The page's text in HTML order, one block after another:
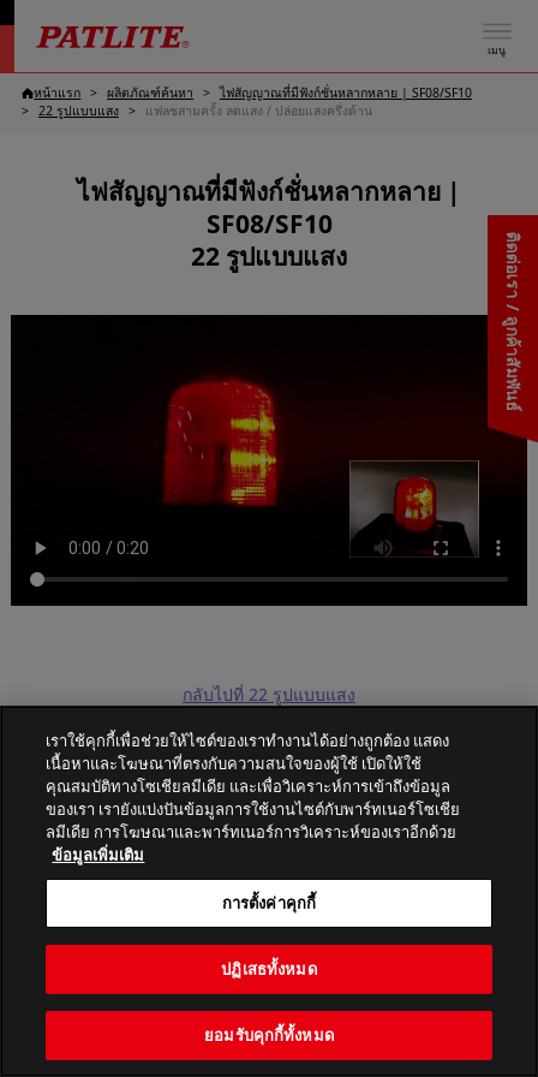
เมนู
ติดต่อเรา / ลูกค้าสัมพันธ์
หน้าแรก ผลิตภัณฑ์ค้นหา
ไฟสัญญาณที่มีฟังก์ชั่นหลากหลาย | SF08/SF10
22 รูปแบบแสง
แฟลชสามครั้ง ลดแสง / ปล่อยแสงครึ่งด้าน
ไฟสัญญาณที่มีฟังก์ชั่นหลากหลาย |
SF08/SF10
22 รูปแบบแสง
กลับไปที่ 22 รูปแบบแสง
PATLITE CORPORATION. All Rights Reserved.
เราใช้คุกกี้เพื่อช่วยให้ไซต์ของเราทำงานได้อย่างถูกต้อง แสดง
เนื้อหาและโฆษณาที่ตรงกับความสนใจของผู้ใช้ เปิดให้ใช้
คุณสมบัติทางโซเชียลมีเดีย และเพื่อวิเคราะห์การเข้าถึงข้อมูล
ของเรา เรายังแบ่งปันข้อมูลการใช้งานไซต์กับพาร์ทเนอร์โซเชีย
ลมีเดีย การโฆษณาและพาร์ทเนอร์การวิเคราะห์ของเราอีกด้วย
ข้อมูลเพิ่มเติม
การตั้งค่าคุกกี้
ปฏิเสธทั้งหมด
ยอมรับคุกกี้ทั้งหมด